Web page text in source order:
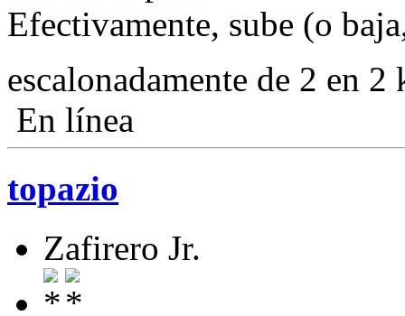
Efectivamente, sube (o
escalonadamente de 2 en
En línea
topazio
Zafirero Jr.